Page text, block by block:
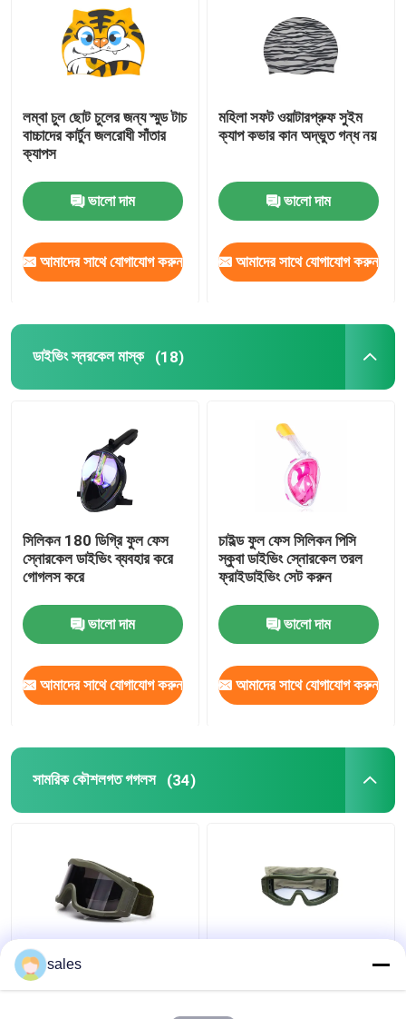
লম্বা চুল ছোট চুলের জন্য স্মুড টাচ
বাচ্চাদের কার্টুন জলরোধী সাঁতার
ক্যাপস
ভালো দাম
আমাদের সাথে যোগাযোগ করুন
মহিলা সফট ওয়াটারপ্রুফ সুইম
ক্যাপ কভার কান অদ্ভুত গন্ধ নয়
ভালো দাম
আমাদের সাথে যোগাযোগ করুন
ডাইভিং স্নরকেল মাস্ক (18)
সিলিকন 180 ডিগ্রি ফুল ফেস
স্নোরকেল ডাইভিং ব্যবহার করে
গোগলস করে
ভালো দাম
আমাদের সাথে যোগাযোগ করুন
চাইল্ড ফুল ফেস সিলিকন পিসি
স্কুবা ডাইভিং স্নোরকেল তরল
ফ্রাইডাইভিং সেট করুন
ভালো দাম
আমাদের সাথে যোগাযোগ করুন
সামরিক কৌশলগত গগলস (34)
এন্টি কুয়াশা লেন্স এয়ারসফ্ট
পেইন্টবলের জন্য সামরিক
sales